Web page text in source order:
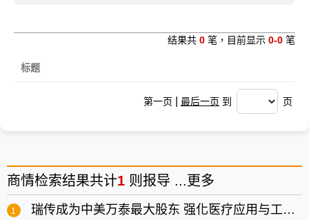
结果共 0 笔，目前显示 0-0 笔
标题
第一页 最后一页 到 页
商情检索结果共计1 则报导 ... 更多
瑞传成为中美万泰最大股东 强化医疗应用与工业嵌入式运算